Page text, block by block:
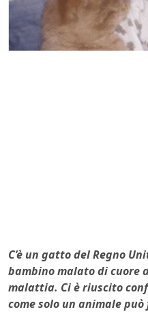
C’è un gatto del Regno
bambino malato di cuore
malattia. Ci è riuscito
come solo un animale può